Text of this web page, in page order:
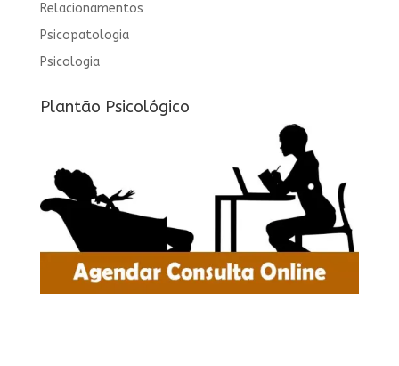
Relacionamentos
Psicopatologia
Psicologia
Plantão Psicológico